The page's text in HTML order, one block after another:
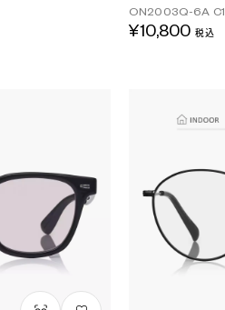
ON2003Q-6A C1
¥10,800 税込